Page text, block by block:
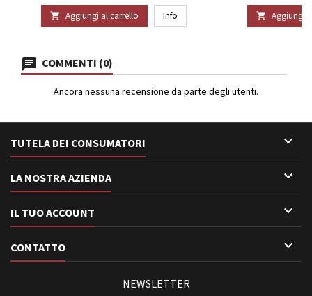
 Aggiungi al carrello Info  Aggiungi
COMMENTI (0)
Ancora nessuna recensione da parte degli utenti.
TUTELA DEI CONSUMATORI 
LA NOSTRA AZIENDA 
IL TUO ACCOUNT 
CONTATTO 
NEWSLETTER